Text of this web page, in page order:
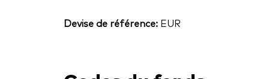
Devise de référence: EUR